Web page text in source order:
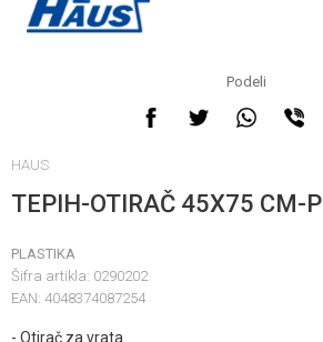
Podeli
HAUS
TEPIH-OTIRAČ 45X75 CM-
PLASTIKA
Šifra artikla: 0290202
EAN: 4048374087254
- Otirač za vrata